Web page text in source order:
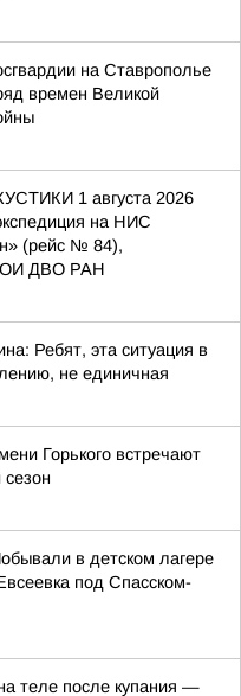
на Ставрополье
времен Великой
1 августа 2026
на НИС
(рейс № 84),
ДВО РАН
Ребят, эта ситуация в
не единичная
Горького встречают
в детском лагере
под Спасском-
теле после купания —